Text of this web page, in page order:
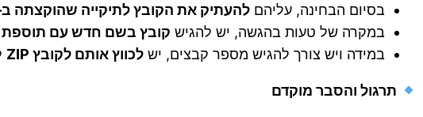
בסיום הבחינה, עליהם להעתיק את הקובץ לתיקייה שהוקצתה ב
במקרה של טעות בהגשה, יש להגיש קובץ בשם חדש עם
במידה ויש צורך להגיש מספר קבצים, יש לכווץ אותם לקובץ
תרגול והסבר מוקדם